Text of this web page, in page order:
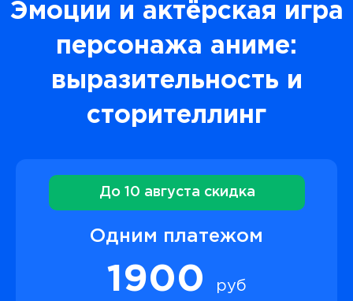
Эмоции и актёрская игра
персонажа аниме:
выразительность и
сторителлинг
До 10 августа скидка
Одним платежом
1900 руб